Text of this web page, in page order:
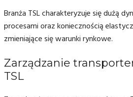
Branża TSL charakteryzuje się dużą
procesami oraz koniecznością
zmieniające się warunki rynkowe.
Zarządzanie
TSL